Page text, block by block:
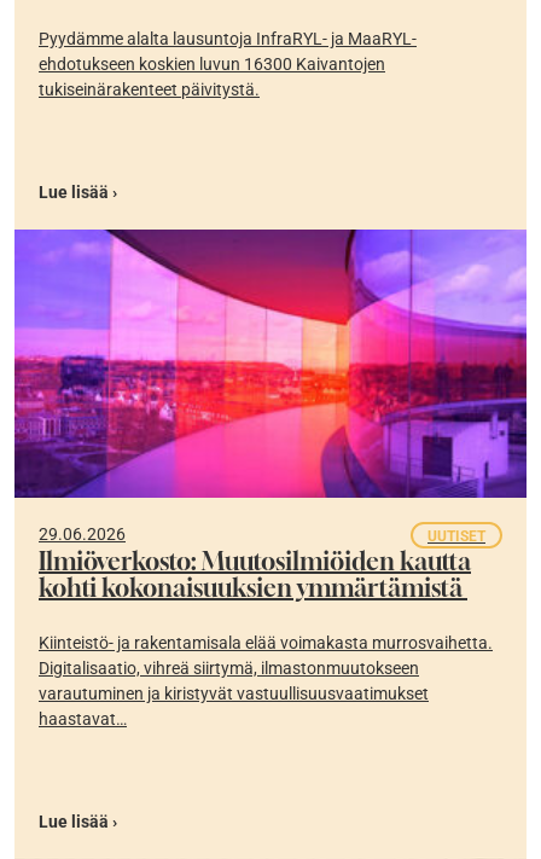
Pyydämme alalta lausuntoja InfraRYL- ja MaaRYL-
ehdotukseen koskien luvun 16300 Kaivantojen
tukiseinärakenteet päivitystä.
Lue lisää ›
29.06.2026 UUTISET
Ilmiöverkosto: Muutosilmiöiden kautta
kohti kokonaisuuksien ymmärtämistä
Kiinteistö- ja rakentamisala elää voimakasta murrosvaihetta.
Digitalisaatio, vihreä siirtymä, ilmastonmuutokseen
varautuminen ja kiristyvät vastuullisuusvaatimukset
haastavat…
Lue lisää ›